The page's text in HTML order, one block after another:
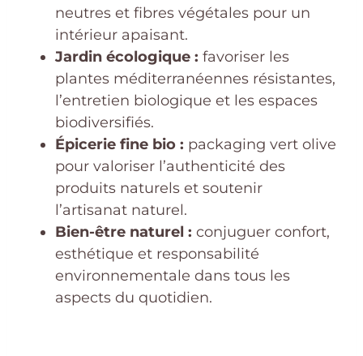
neutres et fibres végétales pour un
intérieur apaisant.
Jardin écologique : favoriser les
plantes méditerranéennes résistantes,
l’entretien biologique et les espaces
biodiversifiés.
Épicerie fine bio : packaging vert olive
pour valoriser l’authenticité des
produits naturels et soutenir
l’artisanat naturel.
Bien-être naturel : conjuguer confort,
esthétique et responsabilité
environnementale dans tous les
aspects du quotidien.